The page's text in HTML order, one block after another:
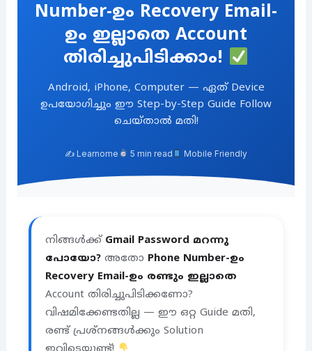
Number-ഉം Recovery Email-
ഉം ഇല്ലാതെ Account
തിരിച്ചുപിടിക്കാം!
Android, iPhone, Computer — ഏത് Device
ഉപയോഗിച്ചും ഈ Step-by-Step Guide Follow
ചെയ്താൽ മതി!
✍️ Learnome 5 min read Mobile Friendly
നിങ്ങൾക്ക് Gmail Password മറന്നു
പോയോ?അതോ Phone Number-ഉം
Recovery Email-ഉം രണ്ടും ഇല്ലാതെ
Account തിരിച്ചുപിടിക്കണോ?
വിഷമിക്കേണ്ടതില്ല — ഈ ഒറ്റ Guide മതി,
രണ്ട് പ്രശ്നങ്ങൾക്കും Solution